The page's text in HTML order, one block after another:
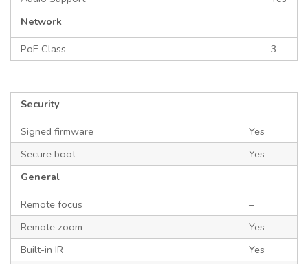
Network
PoE Class
3
Security
Signed firmware
Yes
Secure boot
Yes
General
Remote focus
–
Remote zoom
Yes
Built-in IR
Yes